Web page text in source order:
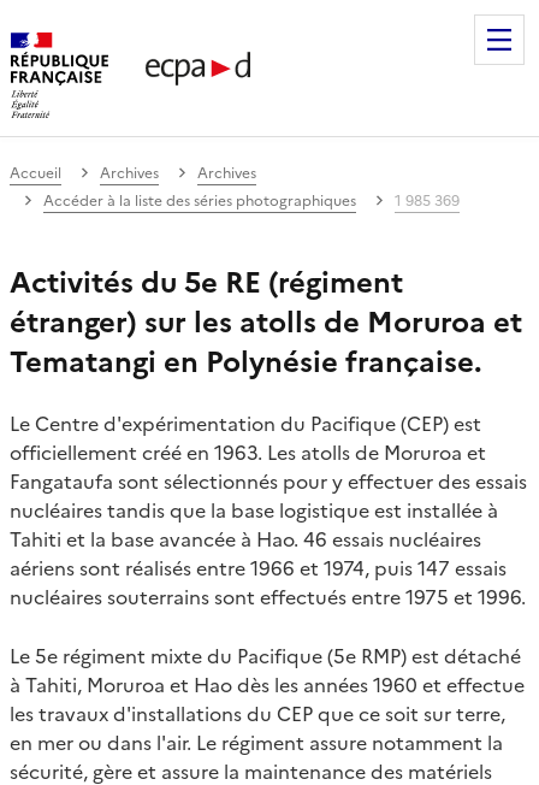
de communication et de production
Accueil Archives
Archives
Accéder à la liste des séries photographiques
1 985 369
Activités du 5e RE (régiment
étranger) sur les atolls de Moruroa et
Tematangi en Polynésie française.
Le Centre d'expérimentation du Pacifique (CEP) est
officiellement créé en 1963. Les atolls de Moruroa et
Fangataufa sont sélectionnés pour y effectuer des essais
nucléaires tandis que la base logistique est installée à
Tahiti et la base avancée à Hao. 46 essais nucléaires
aériens sont réalisés entre 1966 et 1974, puis 147 essais
nucléaires souterrains sont effectués entre 1975 et 1996.
Le 5e régiment mixte du Pacifique (5e RMP) est détaché
à Tahiti, Moruroa et Hao dès les années 1960 et effectue
les travaux d'installations du CEP que ce soit sur terre,
en mer ou dans l'air. Le régiment assure notamment la
sécurité, gère et assure la maintenance des matériels